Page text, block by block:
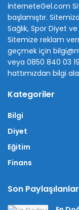
İnterneteGel.com
başlamıştır.
Sağlık, Spor Diyet
Sitemize reklam
geçmek için
veya 0850 840 03
hattımızdan bilgi
Kategoriler
Bilgi
Diyet
Eğitim
Finans
Son Paylaşılanlar